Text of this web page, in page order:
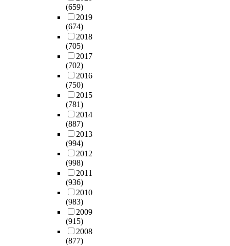
(659)
2019
(674)
2018
(705)
2017
(702)
2016
(750)
2015
(781)
2014
(887)
2013
(994)
2012
(998)
2011
(936)
2010
(983)
2009
(915)
2008
(877)